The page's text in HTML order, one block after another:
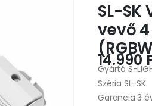
SL-SK
vevő
14.990
Gyártó S-
Széria SL-SK
Garancia 3